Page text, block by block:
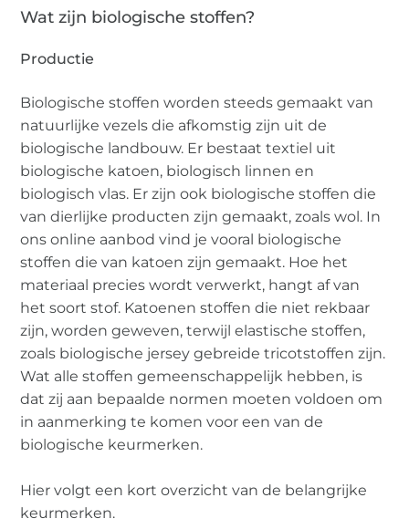
Wat zijn biologische stoffen?
Productie
Biologische stoffen worden steeds gemaakt van
natuurlijke vezels die afkomstig zijn uit de
biologische landbouw. Er bestaat textiel uit
biologische katoen, biologisch linnen en
biologisch vlas. Er zijn ook biologische stoffen die
van dierlijke producten zijn gemaakt, zoals wol. In
ons online aanbod vind je vooral biologische
stoffen die van katoen zijn gemaakt. Hoe het
materiaal precies wordt verwerkt, hangt af van
het soort stof. Katoenen stoffen die niet rekbaar
zijn, worden geweven, terwijl elastische stoffen,
zoals biologische jersey gebreide tricotstoffen zijn.
Wat alle stoffen gemeenschappelijk hebben, is
dat zij aan bepaalde normen moeten voldoen om
in aanmerking te komen voor een van de
biologische keurmerken.
Hier volgt een kort overzicht van de belangrijke
keurmerken.